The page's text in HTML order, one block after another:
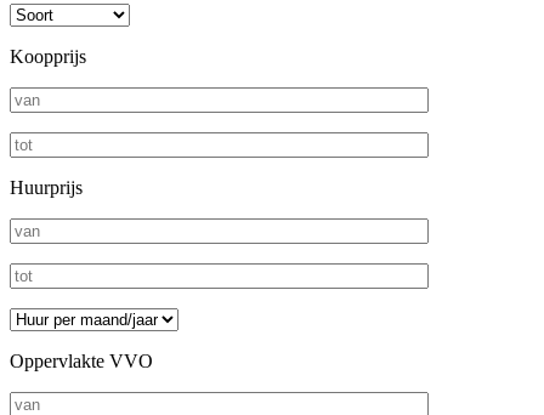
Koopprijs
Huurprijs
Oppervlakte VVO